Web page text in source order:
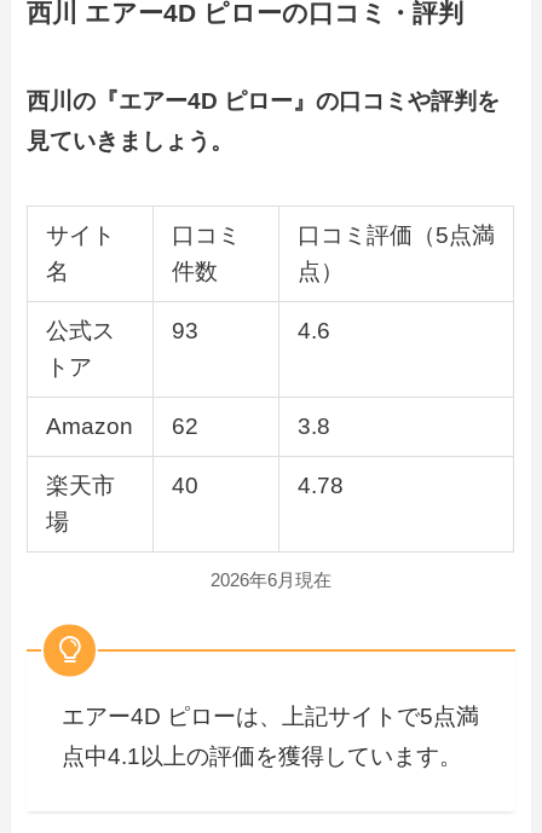
西川 エアー4D ピローの口コミ・評判
西川の『エアー4D ピロー』の口コミや評判を
見ていきましょう。
サイト
名
口コミ
件数
口コミ評価（5点満
点）
公式ス
トア
93 4.6
Amazon 62 3.8
楽天市
場
40 4.78
2026年6月現在
エアー4D ピローは、上記サイトで5点満
点中4.1以上の評価を獲得しています。